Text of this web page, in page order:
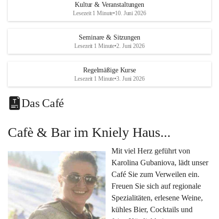
eigene kulinarische Highlights.
Klimatisiertes Foyer mit Theken-Infrastruktur,
Künstlergarderobe, kleiner Garten und Festwiese –
alles für Ihre perfekte Veranstaltung.
Seminare & Workshops, Hochzeiten &
Familienfeiern, Tagungen, Kulturevents oder Kundenevents
– bei uns finden Sie den passenden Rahmen für Ihre Ideen.
Lassen Sie sich von Karolina Gubaniova mit regionalen
Spezialitäten, edlen Weinen und kleinen Köstlichkeiten
verwöhnen.
Fragen oder Anfragen?
Kontaktieren Sie uns gerne per Mail
l.kohlmaier@leutschach-weinstrasse.gv.at
oder
+4334547060223
Kultur & Veranstaltungen
Lesezeit 1 Minute•10. Juni 2026
Seminare & Sitzungen
Lesezeit 1 Minute•2. Juni 2026
Regelmäßige Kurse
Lesezeit 1 Minute•3. Juni 2026
Das Café
Cafè & Bar im Kniely Haus...
Mit viel Herz geführt von
Karolina Gubaniova, lädt unser
Café Sie zum Verweilen ein.
Freuen Sie sich auf regionale
Spezialitäten, erlesene Weine,
kühles Bier, Cocktails und